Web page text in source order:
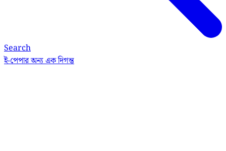
Search
ই-পেপারঅন্য এক দিগন্ত